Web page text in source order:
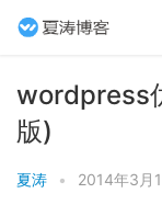
wordpress
版)
夏涛 • 2014年3月